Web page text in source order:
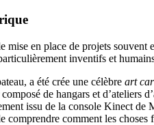
en place de projets
inventifs et
a été crée une célèbre art car
de hangars et d’ateliers
issu de la console Kinect
comprendre comment les